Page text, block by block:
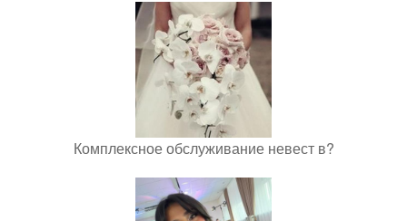
Комплексное обслуживание невест в?